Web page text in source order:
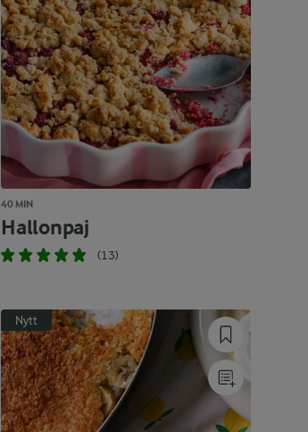
40 MIN
Hallonpaj
(13)
Nytt